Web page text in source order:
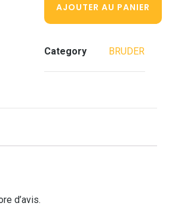
AJOUTER AU PANIER
Category BRUDER
d’avis.